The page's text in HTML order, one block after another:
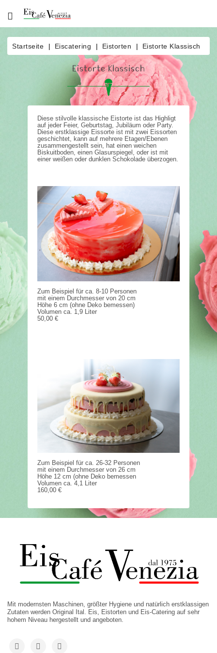
Über
Uns
Eisautomat
Eiscatering
Kontakt
Startseite Eiscatering Eistorten Eistorte Klassisch
Eistorte Klassisch
Diese stilvolle klassische Eistorte ist das Highligt
auf jeder Feier, Geburtstag, Jubiläum oder Party.
Diese erstklassige Eissorte ist mit zwei Eissorten
geschichtet, kann auf mehrere Etagen/Ebenen
zusammengestellt sein, hat einen weichen
Biskuitboden, einen Glasurspiegel, oder ist mit
einer weißen oder dunklen Schokolade überzogen.
Zum Beispiel für ca. 8-10 Personen
mit einem Durchmesser von 20 cm
Höhe 6 cm (ohne Deko bemessen)
Volumen ca. 1,9 Liter
50,00 €
Zum Beispiel für ca. 26-32 Personen
mit einem Durchmesser von 26 cm
Höhe 12 cm (ohne Deko bemessen
Volumen ca. 4,1 Liter
160,00 €
Mit modernsten Maschinen, größter Hygiene und natürlich erstklassigen
Zutaten werden Original Ital. Eis, Eistorten und Eis-Catering auf sehr
hohem Niveau hergestellt und angeboten.